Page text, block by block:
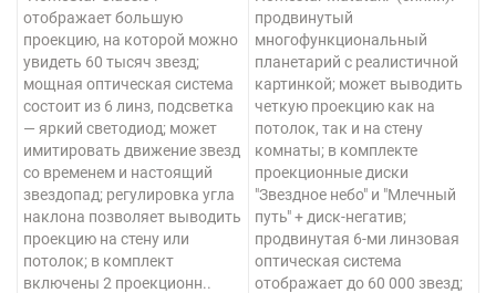
отображает большую
проекцию, на которой можно
увидеть 60 тысяч звезд;
мощная оптическая система
состоит из 6 линз, подсветка
— яркий светодиод; может
имитировать движение звезд
со временем и настоящий
звездопад; регулировка угла
наклона позволяет выводить
проекцию на стену или
потолок; в комплект
включены 2 проекционн..
продвинутый
многофункциональный
планетарий с реалистичной
картинкой; может выводить
четкую проекцию как на
потолок, так и на стену
комнаты; в комплекте
проекционные диски
"Звездное небо" и "Млечный
путь" + диск-негатив;
продвинутая 6-ми линзовая
оптическая система
отображает до 60 000 звезд;